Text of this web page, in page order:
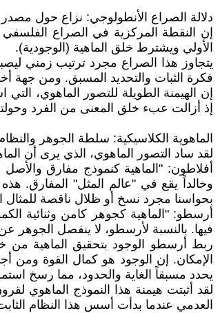
دلالة الصراع الأنطولوجي: نزاع حول مصدر
إن النقطة المركزية في الصراع
الأولي ويشترط خلق الماهية (الوجودية).
يتجاوز هذا الصراع مجرد ترتيب زمني
فكرة الثبات والتحديد المسبق. ومن جهة
إن الهيمنة الطويلة للتصور الماهوي،
إذ أزالت عبء خلق المعنى من الفرد
الماهوية الكلاسيكية: سلطة الجوهر
لقد ساد التصور الماهوي، الذي يرى أن
أفلاطون: "الماهية كنموذج مفارق
وخالداً يقع في "عالم المثل" المفارق.
بحواسنا مجرد نسخ أو ظلال ناقصة للمثال
أرسطو: "الماهية كجوهر كامن وثنائية
فيها. بالنسبة لأرسطو، لا ينفصل الجوهر
ربط أرسطو الوجود بتحقيق الماهية من
الإمكان. إن الوجود هو كمال القوة
يحدد مسبقاً الغاية والحدود، مما رسخ
لقد أثبتت هيمنة هذا النموذج الماهوي
العدمي عندما بدأت أسس هذا النظام الثابت